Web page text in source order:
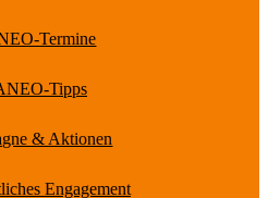
Termine
Tipps
& Aktionen
Engagement